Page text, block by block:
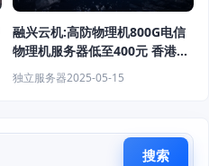
融兴云机:高防物理机800G电信
物理机服务器低至400元 香港云
服务器低至15元每月
独立服务器2025-05-15
搜索